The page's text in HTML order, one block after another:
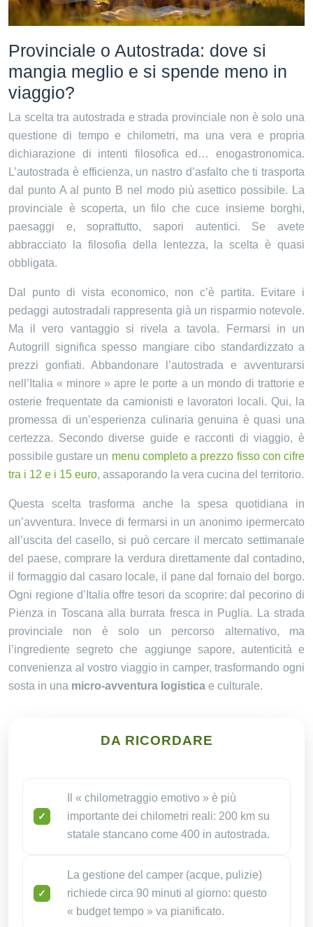
Provinciale o Autostrada: dove si
mangia meglio e si spende meno in
viaggio?
La scelta tra autostrada e strada provinciale non è solo una
questione di tempo e chilometri, ma una vera e propria
dichiarazione di intenti filosofica ed… enogastronomica.
L’autostrada è efficienza, un nastro d’asfalto che ti trasporta
dal punto A al punto B nel modo più asettico possibile. La
provinciale è scoperta, un filo che cuce insieme borghi,
paesaggi e, soprattutto, sapori autentici. Se avete
abbracciato la filosofia della lentezza, la scelta è quasi
obbligata.
Dal punto di vista economico, non c’è partita. Evitare i
pedaggi autostradali rappresenta già un risparmio notevole.
Ma il vero vantaggio si rivela a tavola. Fermarsi in un
Autogrill significa spesso mangiare cibo standardizzato a
prezzi gonfiati. Abbandonare l’autostrada e avventurarsi
nell’Italia « minore » apre le porte a un mondo di trattorie e
osterie frequentate da camionisti e lavoratori locali. Qui, la
promessa di un’esperienza culinaria genuina è quasi una
certezza. Secondo diverse guide e racconti di viaggio, è
possibile gustare un menu completo a prezzo fisso con cifre
tra i 12 e i 15 euro, assaporando la vera cucina del territorio.
Questa scelta trasforma anche la spesa quotidiana in
un’avventura. Invece di fermarsi in un anonimo ipermercato
all’uscita del casello, si può cercare il mercato settimanale
del paese, comprare la verdura direttamente dal contadino,
il formaggio dal casaro locale, il pane dal fornaio del borgo.
Ogni regione d’Italia offre tesori da scoprire: dal pecorino di
Pienza in Toscana alla burrata fresca in Puglia. La strada
provinciale non è solo un percorso alternativo, ma
l’ingrediente segreto che aggiunge sapore, autenticità e
convenienza al vostro viaggio in camper, trasformando ogni
sosta in una micro-avventura logistica e culturale.
DA RICORDARE
Il « chilometraggio emotivo » è più
importante dei chilometri reali: 200 km su
statale stancano come 400 in autostrada.
La gestione del camper (acque, pulizie)
richiede circa 90 minuti al giorno: questo
« budget tempo » va pianificato.